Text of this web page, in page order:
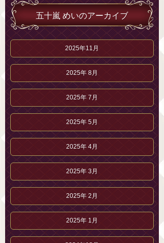
五十嵐 めいのアーカイブ
2025年11月
2025年 8月
2025年 7月
2025年 5月
2025年 4月
2025年 3月
2025年 2月
2025年 1月